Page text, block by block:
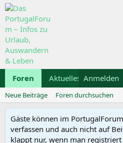
Foren Aktuelles Galerie
Anmelden
Neue Beiträge Foren durchsuchen
Gäste können im
verfassen und auch nicht auf
klappt nur, wenn man